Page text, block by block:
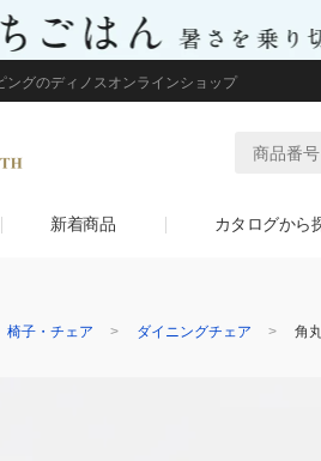
ングのディノスオンラインショップ
新着商品 カタログから
椅子・チェア ダイニングチェア 角